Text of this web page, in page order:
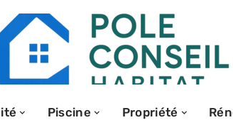
Piscine Propriété